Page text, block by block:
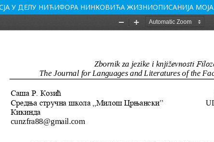
У ДЕЛУ НИЋИФОРА НИНКОВИЋА ЖИЗНИОПИСАНИЈА МОЈА